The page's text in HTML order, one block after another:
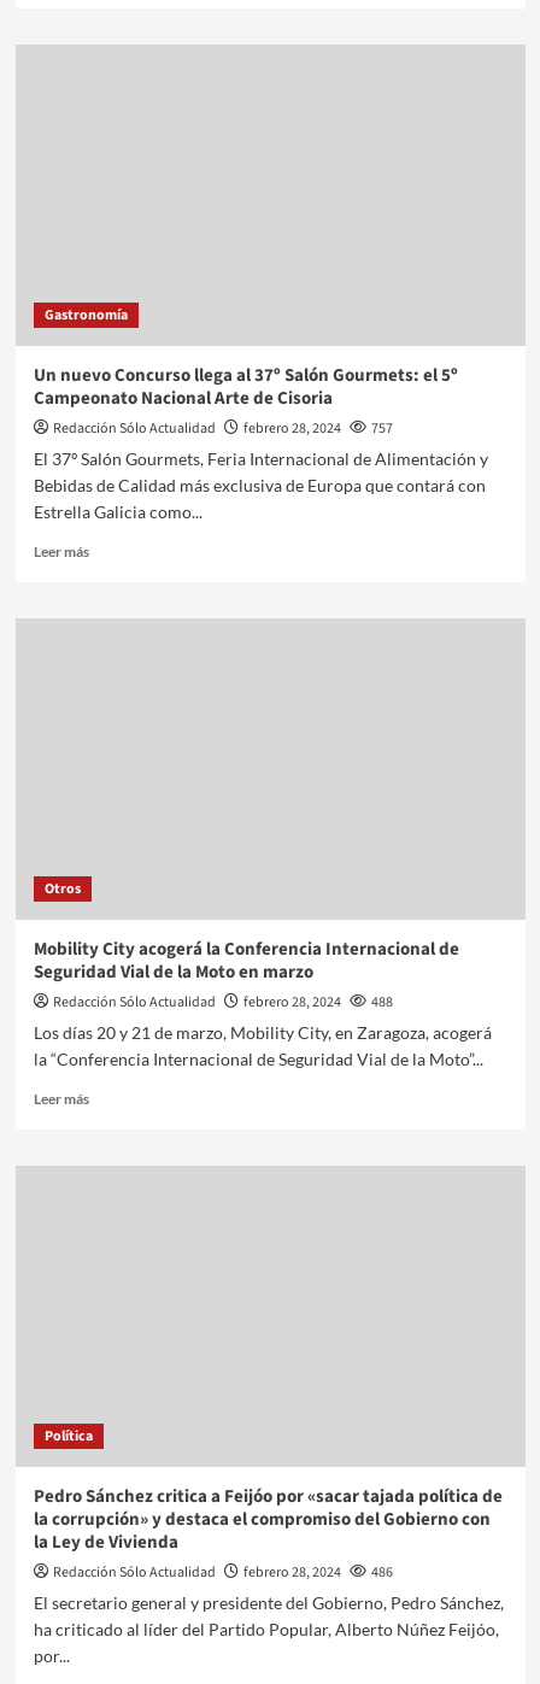
Gastronomía
Un nuevo Concurso llega al 37º Salón Gourmets: el 5º
Campeonato Nacional Arte de Cisoria
Redacción Sólo Actualidad febrero 28, 2024
757
El 37º Salón Gourmets, Feria Internacional de Alimentación y
Bebidas de Calidad más exclusiva de Europa que contará con
Estrella Galicia como...
Leer más
Otros
Mobility City acogerá la Conferencia Internacional de
Seguridad Vial de la Moto en marzo
Redacción Sólo Actualidad febrero 28, 2024
488
Los días 20 y 21 de marzo, Mobility City, en Zaragoza, acogerá
la “Conferencia Internacional de Seguridad Vial de la Moto”...
Leer más
Política
Pedro Sánchez critica a Feijóo por «sacar tajada política de
la corrupción» y destaca el compromiso del Gobierno con
la Ley de Vivienda
Redacción Sólo Actualidad febrero 28, 2024
486
El secretario general y presidente del Gobierno, Pedro Sánchez,
ha criticado al líder del Partido Popular, Alberto Núñez Feijóo,
por...